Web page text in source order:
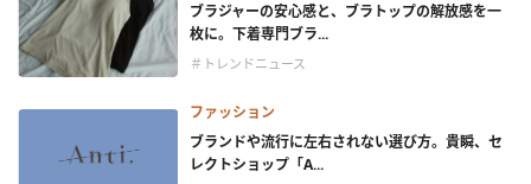
ブラジャーの安心感と、ブラトップの解放感を一
枚に。下着専門ブラ...
＃トレンドニュース
ファッション
ブランドや流行に左右されない選び方。貴瞬、セ
レクトショップ「A...